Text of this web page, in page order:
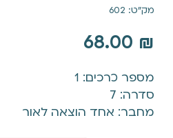
מק"ט: 602
68.00 ₪
מספר כרכים: 1
סדרה: 7
מחבר: אחד הוצאה לאור